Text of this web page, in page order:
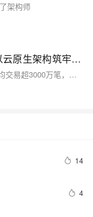
架构师
深圳农商银行三代核心系统全面投产 以云原生架构筑牢数字化转型基石
深圳农商银行完成第三代核心系统全面上云，日均交易超3000万笔，峰值处理效率提升2倍以上。扎根深圳70余年，与阿里云共建“两地三中心”分布式云平台，实现高可用体系及全栈护航。此次云原生转型为行业提供可复制样本，未来将深化云计算与AI合作，推动普惠金融服务升级。
14
4